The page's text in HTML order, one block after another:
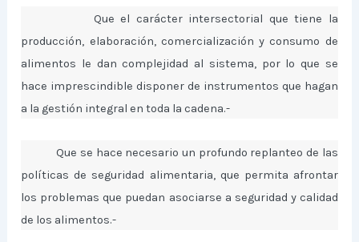
Que el carácter intersectorial que tiene la
producción, elaboración, comercialización y consumo de
alimentos le dan complejidad al sistema, por lo que se
hace imprescindible disponer de instrumentos que hagan
a la gestión integral en toda la cadena.-
Que se hace necesario un profundo replanteo de las
políticas de seguridad alimentaria, que permita afrontar
los problemas que puedan asociarse a seguridad y calidad
de los alimentos.-